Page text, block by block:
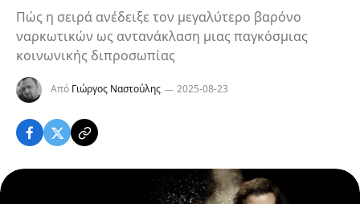
Πώς η σειρά ανέδειξε τον μεγαλύτερο βαρόνο
ναρκωτικών ως αντανάκλαση μιας παγκόσμιας
κοινωνικής διπροσωπίας
Από Γιώργος Ναστούλης 2025-08-23